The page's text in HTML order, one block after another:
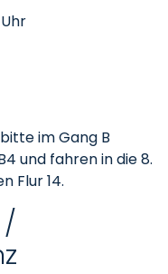
im Gang B
und fahren in die 8.
Flur 14.